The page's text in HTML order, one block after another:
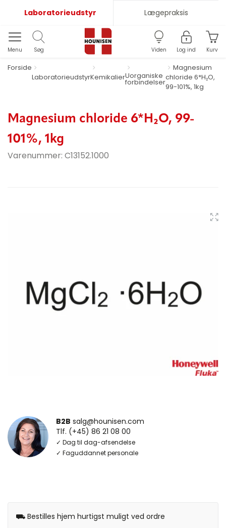
Laboratorieudstyr Lægepraksis
Menu Søg Viden Log ind Kurv
Forside
LaboratorieudstyrKemikalierUorganiske
forbindelser
Magnesium
chloride 6*H₂O,
99-101%, 1kg
Magnesium chloride 6*H₂O, 99-
101%, 1kg
Varenummer: C13152.1000
B2B salg@hounisen.com
Tlf. (+45) 86 21 08 00
✓ Dag til dag-afsendelse
✓ Faguddannet personale
⛟ Bestilles hjem hurtigst muligt ved ordre